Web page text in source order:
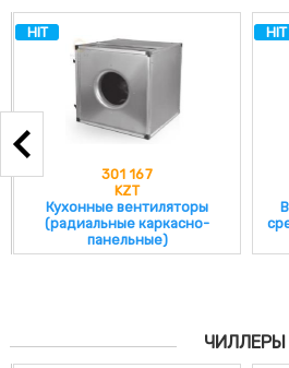
HIT
301 167
KZT
Кухонные вентиляторы
(радиальные каркасно-
панельные)
HIT
ЧИЛЛЕРЫ